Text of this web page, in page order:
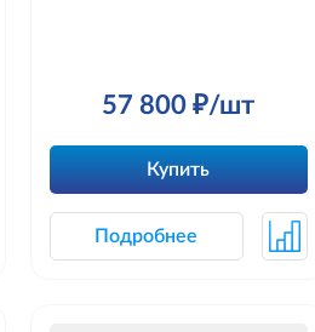
57 800 ₽/шт
Купить
Подробнее